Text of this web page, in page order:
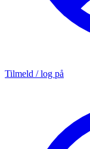
Tilmeld / log på